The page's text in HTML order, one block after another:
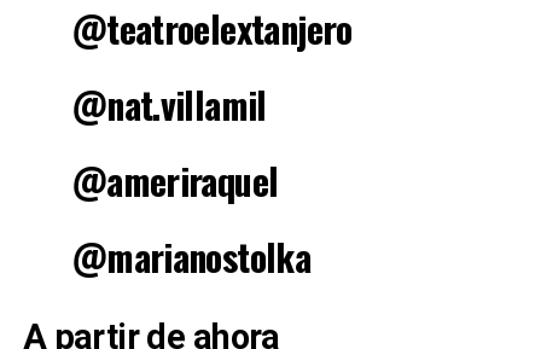
@teatroelextanjero
@nat.villamil
@ameriraquel
@marianostolka
A partir de ahora